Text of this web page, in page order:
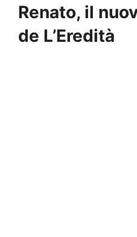
Renato, il
de L’Eredità